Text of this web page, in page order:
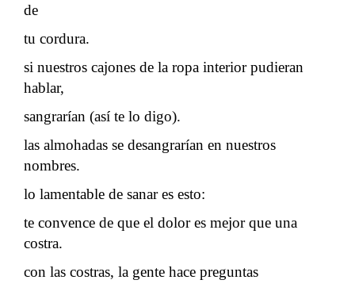
de
tu cordura.
si nuestros cajones de la ropa interior pudieran
hablar,
sangrarían (así te lo digo).
las almohadas se desangrarían en nuestros
nombres.
lo lamentable de sanar es esto:
te convence de que el dolor es mejor que una
costra.
con las costras, la gente hace preguntas